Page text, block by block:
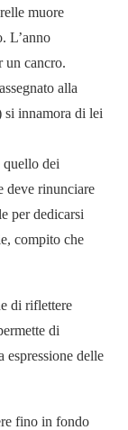
muore
L’anno
un cancro.
alla
si innamora di lei
quello dei
deve rinunciare
per dedicarsi
compito che
di riflettere
di
espressione delle
fino in fondo